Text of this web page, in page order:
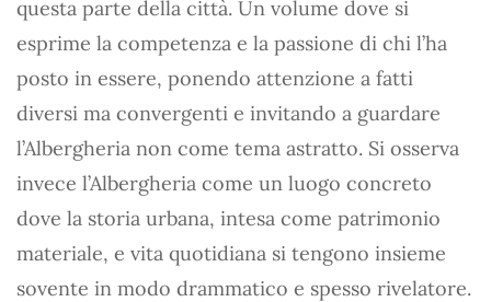
questa parte della città. Un volume dove si
esprime la competenza e la passione di chi l’ha
posto in essere, ponendo attenzione a fatti
diversi ma convergenti e invitando a guardare
l’Albergheria non come tema astratto. Si osserva
invece l’Albergheria come un luogo concreto
dove la storia urbana, intesa come patrimonio
materiale, e vita quotidiana si tengono insieme
sovente in modo drammatico e spesso rivelatore.